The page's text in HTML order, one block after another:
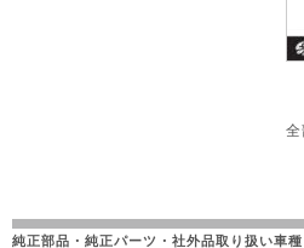
全
純正部品・純正パーツ・社外品取り扱い車種